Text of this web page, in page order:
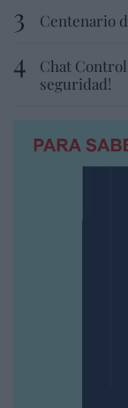
Centenario
Chat
seguridad!